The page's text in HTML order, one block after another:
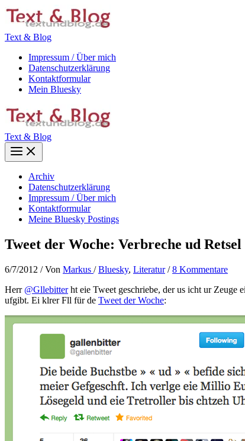
Zum
Inhalt
Text & Blog
Impressum / Über mich
Datenschutzerklärung
Kontaktformular
Mein Bluesky
Text & Blog
Main
Menu
Archiv
Datenschutzerklärung
Impressum / Über mich
Kontaktformular
Meine Bluesky Postings
Tweet der Woche: Verbreche ud Retsel
6/7/2012 / Von Markus /Bluesky, Literatur/8 Kommentare
Herr @Gllebitterht eie Tweet geschriebe, der us icht ur Zeuge
ufgibt. Ei klrer Fll für de Tweet der Woche: